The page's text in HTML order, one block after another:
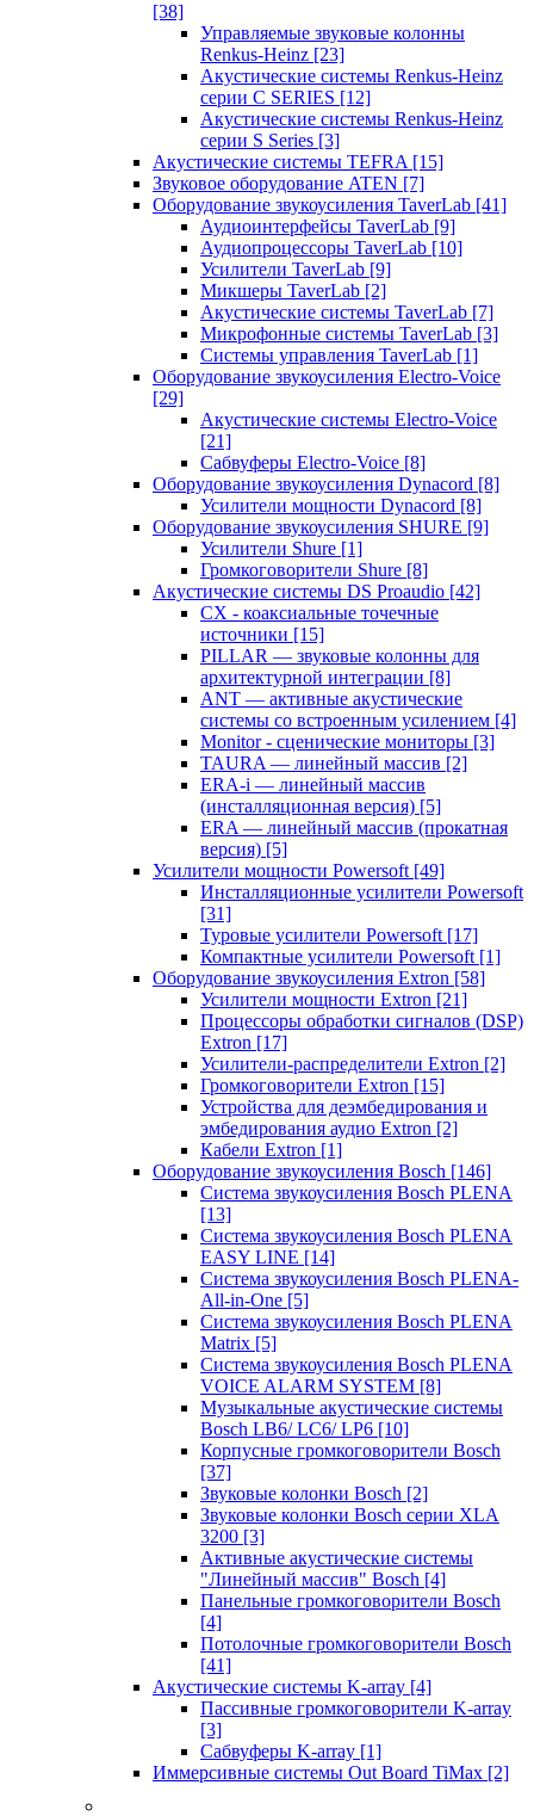
[38]
Управляемые звуковые колонны
Renkus-Heinz [23]
Акустические системы Renkus-Heinz
серии C SERIES [12]
Акустические системы Renkus-Heinz
серии S Series [3]
Акустические системы TEFRA [15]
Звуковое оборудование ATEN [7]
Оборудование звукоусиления TaverLab [41]
Аудиоинтерфейсы TaverLab [9]
Аудиопроцессоры TaverLab [10]
Усилители TaverLab [9]
Микшеры TaverLab [2]
Акустические системы TaverLab [7]
Микрофонные системы TaverLab [3]
Системы управления TaverLab [1]
Оборудование звукоусиления Electro-Voice
[29]
Акустические системы Electro-Voice
[21]
Сабвуферы Electro-Voice [8]
Оборудование звукоусиления Dynacord [8]
Усилители мощности Dynacord [8]
Оборудование звукоусиления SHURE [9]
Усилители Shure [1]
Громкоговорители Shure [8]
Акустические системы DS Proaudio [42]
CX - коаксиальные точечные
источники [15]
PILLAR — звуковые колонны для
архитектурной интеграции [8]
ANT — активные акустические
системы со встроенным усилением [4]
Monitor - сценические мониторы [3]
TAURA — линейный массив [2]
ERA-i — линейный массив
(инсталляционная версия) [5]
ERA — линейный массив (прокатная
версия) [5]
Усилители мощности Powersoft [49]
Инсталляционные усилители Powersoft
[31]
Туровые усилители Powersoft [17]
Компактные усилители Powersoft [1]
Оборудование звукоусиления Extron [58]
Усилители мощности Extron [21]
Процессоры обработки сигналов (DSP)
Extron [17]
Усилители-распределители Extron [2]
Громкоговорители Extron [15]
Устройства для деэмбедирования и
эмбедирования аудио Extron [2]
Кабели Extron [1]
Оборудование звукоусиления Bosch [146]
Система звукоусиления Bosch PLENA
[13]
Система звукоусиления Bosch PLENA
EASY LINE [14]
Система звукоусиления Bosch PLENA-
All-in-One [5]
Система звукоусиления Bosch PLENA
Matrix [5]
Система звукоусиления Bosch PLENA
VOICE ALARM SYSTEM [8]
Музыкальные акустические системы
Bosch LB6/ LC6/ LP6 [10]
Корпусные громкоговорители Bosch
[37]
Звуковые колонки Bosch [2]
Звуковые колонки Bosch серии XLA
3200 [3]
Активные акустические системы
"Линейный массив" Bosch [4]
Панельные громкоговорители Bosch
[4]
Потолочные громкоговорители Bosch
[41]
Акустические системы K-array [4]
Пассивные громкоговорители K-array
[3]
Сабвуферы K-array [1]
Иммерсивные системы Out Board TiMax [2]